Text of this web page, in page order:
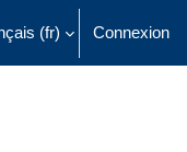
la saisie de
‎(fr)‎ Connexion